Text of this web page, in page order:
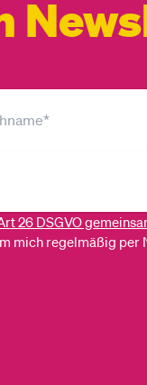
26 DSGVO
mich regelmäßig per